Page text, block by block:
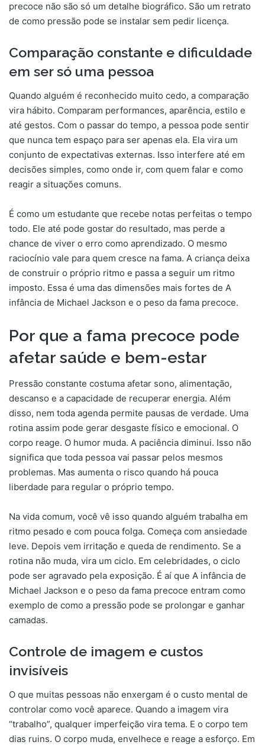
precoce não são só um detalhe biográfico. São um retrato
de como pressão pode se instalar sem pedir licença.
Comparação constante e dificuldade
em ser só uma pessoa
Quando alguém é reconhecido muito cedo, a comparação
vira hábito. Comparam performances, aparência, estilo e
até gestos. Com o passar do tempo, a pessoa pode sentir
que nunca tem espaço para ser apenas ela. Ela vira um
conjunto de expectativas externas. Isso interfere até em
decisões simples, como onde ir, com quem falar e como
reagir a situações comuns.
É como um estudante que recebe notas perfeitas o tempo
todo. Ele até pode gostar do resultado, mas perde a
chance de viver o erro como aprendizado. O mesmo
raciocínio vale para quem cresce na fama. A criança deixa
de construir o próprio ritmo e passa a seguir um ritmo
imposto. Essa é uma das dimensões mais fortes de A
infância de Michael Jackson e o peso da fama precoce.
Por que a fama precoce pode
afetar saúde e bem-estar
Pressão constante costuma afetar sono, alimentação,
descanso e a capacidade de recuperar energia. Além
disso, nem toda agenda permite pausas de verdade. Uma
rotina assim pode gerar desgaste físico e emocional. O
corpo reage. O humor muda. A paciência diminui. Isso não
significa que toda pessoa vai passar pelos mesmos
problemas. Mas aumenta o risco quando há pouca
liberdade para regular o próprio tempo.
Na vida comum, você vê isso quando alguém trabalha em
ritmo pesado e com pouca folga. Começa com ansiedade
leve. Depois vem irritação e queda de rendimento. Se a
rotina não muda, vira um ciclo. Em celebridades, o ciclo
pode ser agravado pela exposição. É aí que A infância de
Michael Jackson e o peso da fama precoce entram como
exemplo de como a pressão pode se prolongar e ganhar
camadas.
Controle de imagem e custos
invisíveis
O que muitas pessoas não enxergam é o custo mental de
controlar como você aparece. Quando a imagem vira
“trabalho”, qualquer imperfeição vira tema. E o corpo tem
dias ruins. O corpo muda, envelhece e reage a esforço. Em